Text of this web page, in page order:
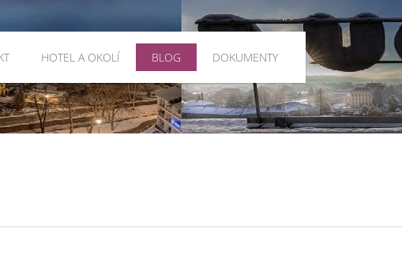
HOTEL A OKOLÍ BLOG DOKUMENTY